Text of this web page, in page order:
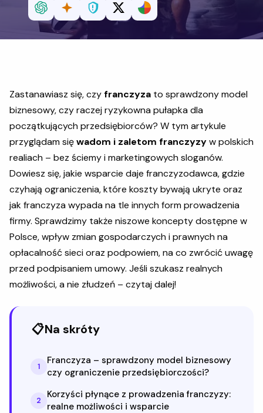
Zastanawiasz się, czyfranczyza to sprawdzony model
biznesowy, czy raczej ryzykowna pułapka dla
początkujących przedsiębiorców? W tym artykule
przyglądam sięwadom i zaletom franczyzyw polskich
realiach – bez ściemy i marketingowych sloganów.
Dowiesz się, jakie wsparcie daje franczyzodawca, gdzie
czyhają ograniczenia, które koszty bywają ukryte oraz
jak franczyza wypada na tle innych form prowadzenia
firmy. Sprawdzimy także niszowe koncepty dostępne w
Polsce, wpływ zmian gospodarczych i prawnych na
opłacalność sieci oraz podpowiem, na co zwrócić uwagę
przed podpisaniem umowy. Jeśli szukasz realnych
możliwości, a nie złudzeń – czytaj dalej!
📋Na skróty
1
Franczyza – sprawdzony model biznesowy
czy ograniczenie przedsiębiorczości?
2
Korzyści płynące z prowadzenia franczyzy:
realne możliwości i wsparcie